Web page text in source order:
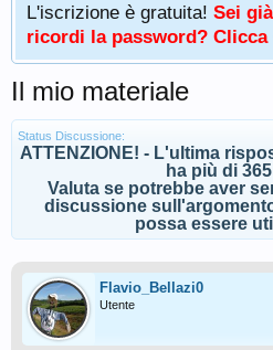
L'iscrizione è gratuita! Sei
ricordi la password? Clicca
Il mio materiale
Status Discussione:
ATTENZIONE! - L'ultima
ha più di
Valuta se potrebbe aver
discussione
possa essere
Flavio_Bellazi0
Utente